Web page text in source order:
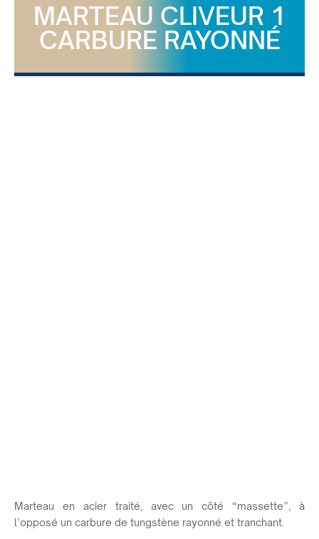
MARTEAU CLIVEUR 1
CARBURE RAYONNÉ
Marteau en acier traité, avec un côté “massette”, à
l’opposé un carbure de tungstène rayonné et tranchant.